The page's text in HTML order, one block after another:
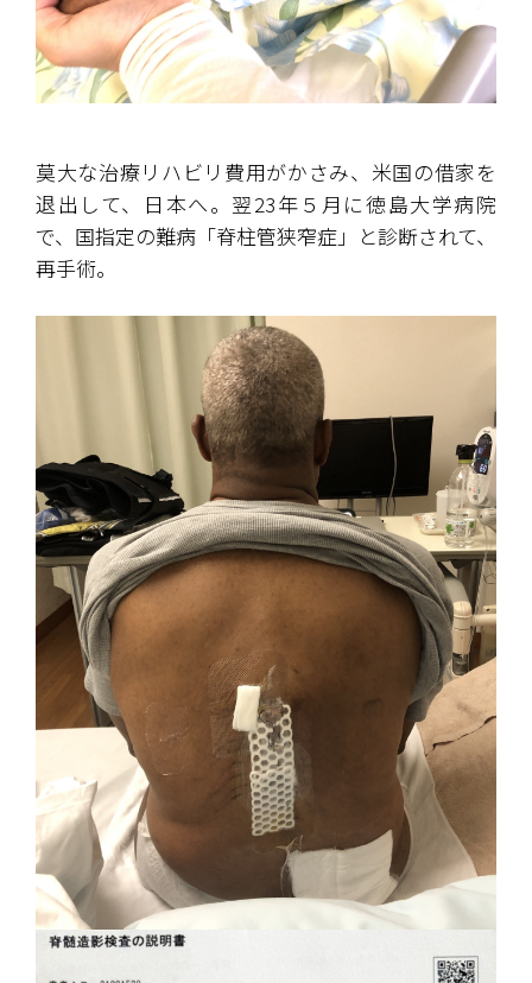
莫大な治療リハビリ費用がかさみ、米国の借家を
退出して、日本へ。翌23年５月に徳島大学病院
で、国指定の難病「脊柱管狭窄症」と診断されて、
再手術。